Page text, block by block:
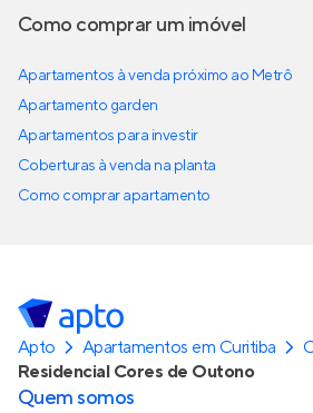
Como comprar um imóvel
Apartamentos à venda próximo ao Metrô
Apartamento garden
Apartamentos para investir
Coberturas à venda na planta
Como comprar apartamento
Apto Apartamentos em Curitiba
Residencial Cores de Outono
Quem somos